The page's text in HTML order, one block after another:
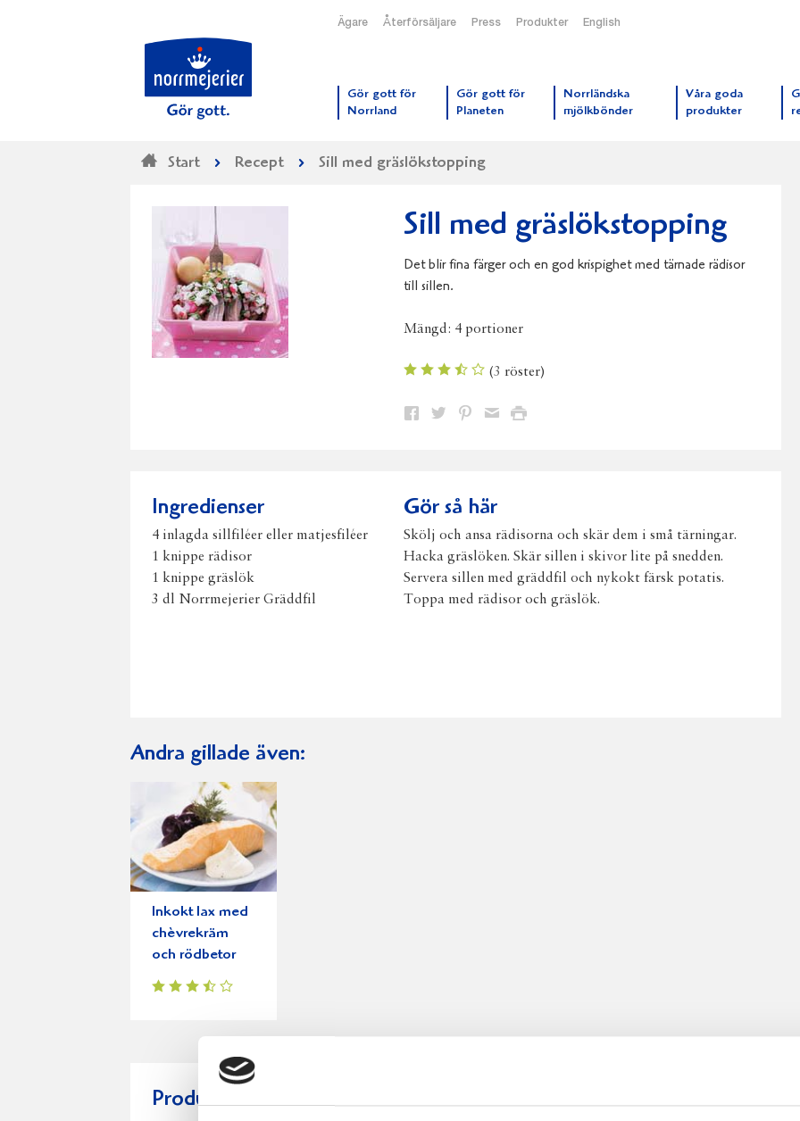
Ägare Återförsäljare Press Produkter English
Gör gott för
Norrland
Gör gott för
Planeten
Norrländska
mjölkbönder
Våra goda
produkter
Start Recept Sill med gräslökstopping
Sill med gräslökstopping
Det blir fina färger och en god krispighet med tärnade rädisor
till sillen.
Mängd: 4 portioner
(3 röster)
Dela Dela Dela DelaSkriv
Ingredienser
4 inlagda sillfiléer eller matjesfiléer
1 knippe rädisor
1 knippe gräslök
3 dl Norrmejerier Gräddfil
Gör så här
Skölj och ansa rädisorna och skär dem i små tärningar.
Hacka gräslöken. Skär sillen i skivor lite på snedden.
Servera sillen med gräddfil och nykokt färsk potatis.
Toppa med rädisor och gräslök.
Andra gillade även:
Inkokt lax med
chèvrekräm
och rödbetor
Produkter i receptet: